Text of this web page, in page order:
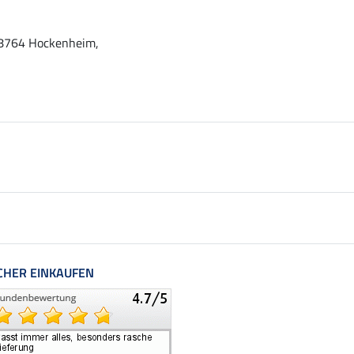
Hockenheim,
EINKAUFEN